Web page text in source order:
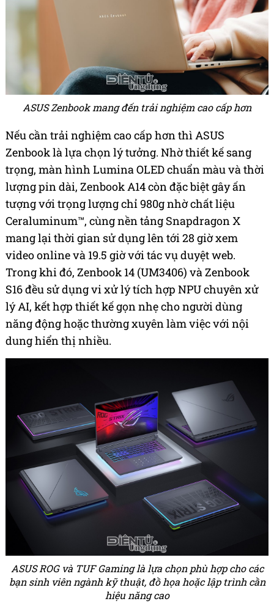
ASUS Zenbook mang đến trải nghiệm cao cấp hơn
Nếu cần trải nghiệm cao cấp hơn thì ASUS
Zenbook là lựa chọn lý tưởng. Nhờ thiết kế sang
trọng, màn hình Lumina OLED chuẩn màu và thời
lượng pin dài, Zenbook A14 còn đặc biệt gây ấn
tượng với trọng lượng chỉ 980g nhờ chất liệu
Ceraluminum™, cùng nền tảng Snapdragon X
mang lại thời gian sử dụng lên tới 28 giờ xem
video online và 19.5 giờ với tác vụ duyệt web.
Trong khi đó, Zenbook 14 (UM3406) và Zenbook
S16 đều sử dụng vi xử lý tích hợp NPU chuyên xử
lý AI, kết hợp thiết kế gọn nhẹ cho người dùng
năng động hoặc thường xuyên làm việc với nội
dung hiển thị nhiều.
ASUS ROG và TUF Gaming là lựa chọn phù hợp cho các
bạn sinh viên ngành kỹ thuật, đồ họa hoặc lập trình cần
hiệu năng cao